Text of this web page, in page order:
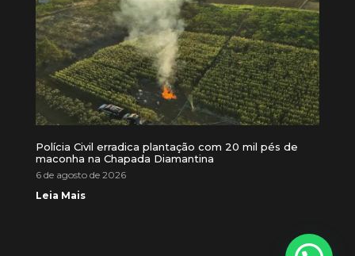
Polícia Civil erradica plantação com 20 mil pés de
maconha na Chapada Diamantina
6 de agosto de 2026
Leia Mais